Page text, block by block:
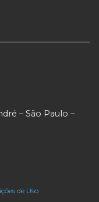
– São Paulo –
de Uso